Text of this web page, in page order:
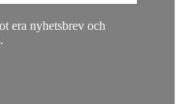
era nyhetsbrev och
.